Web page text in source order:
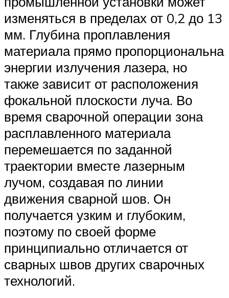
изменяться в пределах от 0,2 до 13
мм. Глубина проплавления
материала прямо пропорциональна
энергии излучения лазера, но
также зависит от расположения
фокальной плоскости луча. Во
время сварочной операции зона
расплавленного материала
перемешается по заданной
траектории вместе лазерным
лучом, создавая по линии
движения сварной шов. Он
получается узким и глубоким,
поэтому по своей форме
принципиально отличается от
сварных швов других сварочных
технологий.